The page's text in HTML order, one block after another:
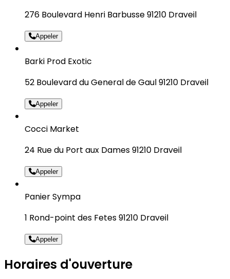
276 Boulevard Henri Barbusse 91210 Draveil
Appeler
Barki Prod Exotic
52 Boulevard du General de Gaul 91210 Draveil
Appeler
Cocci Market
24 Rue du Port aux Dames 91210 Draveil
Appeler
Panier Sympa
1 Rond-point des Fetes 91210 Draveil
Appeler
Horaires d'ouverture